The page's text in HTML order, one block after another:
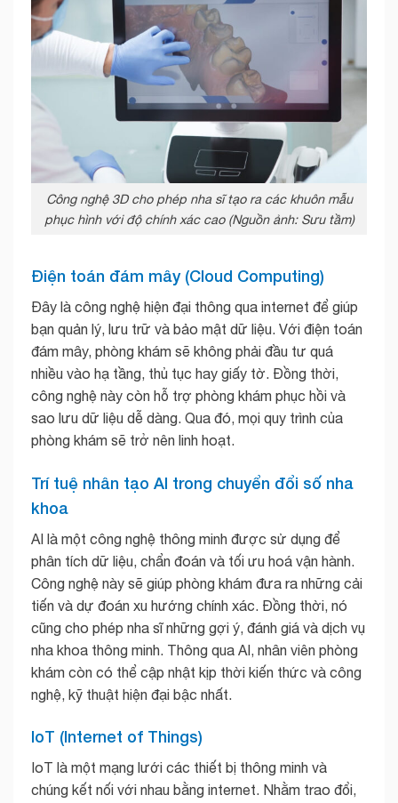
Công nghệ 3D cho phép nha sĩ tạo ra các khuôn mẫu
phục hình với độ chính xác cao (Nguồn ảnh: Sưu tầm)
Điện toán đám mây (Cloud Computing)
Đây là công nghệ hiện đại thông qua internet để giúp
bạn quản lý, lưu trữ và bảo mật dữ liệu. Với điện toán
đám mây, phòng khám sẽ không phải đầu tư quá
nhiều vào hạ tầng, thủ tục hay giấy tờ. Đồng thời,
công nghệ này còn hỗ trợ phòng khám phục hồi và
sao lưu dữ liệu dễ dàng. Qua đó, mọi quy trình của
phòng khám sẽ trở nên linh hoạt.
Trí tuệ nhân tạo AI trong chuyển đổi số nha
khoa
AI là một công nghệ thông minh được sử dụng để
phân tích dữ liệu, chẩn đoán và tối ưu hoá vận hành.
Công nghệ này sẽ giúp phòng khám đưa ra những cải
tiến và dự đoán xu hướng chính xác. Đồng thời, nó
cũng cho phép nha sĩ những gợi ý, đánh giá và dịch vụ
nha khoa thông minh. Thông qua AI, nhân viên phòng
khám còn có thể cập nhật kịp thời kiến thức và công
nghệ, kỹ thuật hiện đại bậc nhất.
IoT (Internet of Things)
IoT là một mạng lưới các thiết bị thông minh và
chúng kết nối với nhau bằng internet. Nhằm trao đổi,